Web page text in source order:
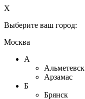
X
Выберите ваш город:
Москва
А
Альметевск
Арзамас
Б
Брянск